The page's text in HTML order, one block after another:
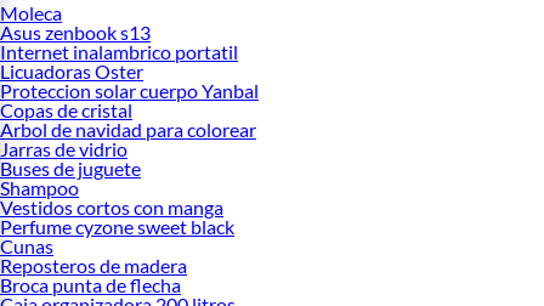
Moleca
Asus zenbook s13
Internet inalambrico portatil
Licuadoras Oster
Proteccion solar cuerpo Yanbal
Copas de cristal
Arbol de navidad para colorear
Jarras de vidrio
Buses de juguete
Shampoo
Vestidos cortos con manga
Perfume cyzone sweet black
Cunas
Reposteros de madera
Broca punta de flecha